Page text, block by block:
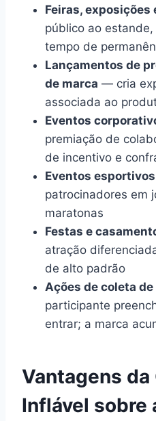
Feiras, exposições
público ao
tempo de
Lançamentos de
de marca — cria
associada ao
Eventos
premiação de
de incentivo e
Eventos esportivos
patrocinadores em
maratonas
Festas e
atração
de alto padrão
Ações de coleta de
participante
entrar; a marca
Vantagens da
Inflável sobre